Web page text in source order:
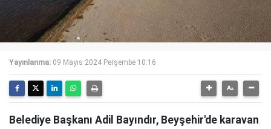
Yayınlanma: 09 Mayıs 2024 Perşembe 10:16
Belediye Başkanı Adil Bayındır, Beyşehir'de karavan